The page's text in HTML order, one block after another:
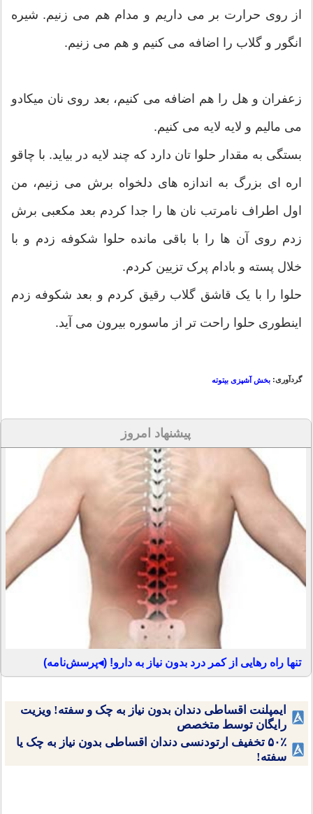
از روی حرارت بر می داریم و مدام هم می زنیم. شیره
انگور و گلاب را اضافه می کنیم و هم می زنیم.
زعفران و هل را هم اضافه می کنیم، بعد روی نان میکادو
می مالیم و لایه لایه می کنیم.
بستگی به مقدار حلوا تان دارد که چند لایه در بیاید. با چاقو
اره ای بزرگ به اندازه های دلخواه برش می زنیم، من
اول اطراف نامرتب نان ها را جدا کردم بعد مکعبی برش
زدم روی آن ها را با باقی مانده حلوا شکوفه زدم و با
خلال پسته و بادام پرک تزیین کردم.
حلوا را با یک قاشق گلاب رقیق کردم و بعد شکوفه زدم
اینطوری حلوا راحت تر از ماسوره بیرون می آید.
گردآوری: بخش آشپزی بیتوته
پیشنهاد امروز
تنها راه رهایی از کمر درد بدون نیاز به دارو! (◂پرسش‌نامه)
ایمپلنت اقساطی دندان بدون نیاز به چک و سفته! ویزیت
رایگان توسط متخصص
۵۰٪ تخفیف ارتودنسی دندان اقساطی بدون نیاز به چک یا
سفته!